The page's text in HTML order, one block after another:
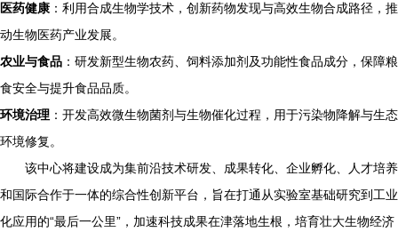
医药健康 ：利用合成生物学技术，创新药物发现与高效生物合成路径，推
动生物医药产业发展。
农业与食品 ：研发新型生物农药、饲料添加剂及功能性食品成分，保障粮
食安全与提升食品品质。
环境治理 ：开发高效微生物菌剂与生物催化过程，用于污染物降解与生态
环境修复。
该中心将建设成为集前沿技术研发、成果转化、企业孵化、人才培养
和国际合作于一体的综合性创新平台，旨在打通从实验室基础研究到工业
化应用的“最后一公里”，加速科技成果在津落地生根，培育壮大生物经济